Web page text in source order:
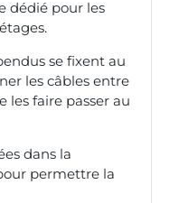
dédié pour les
se fixent au
les câbles entre
les faire passer au
dans la
permettre la